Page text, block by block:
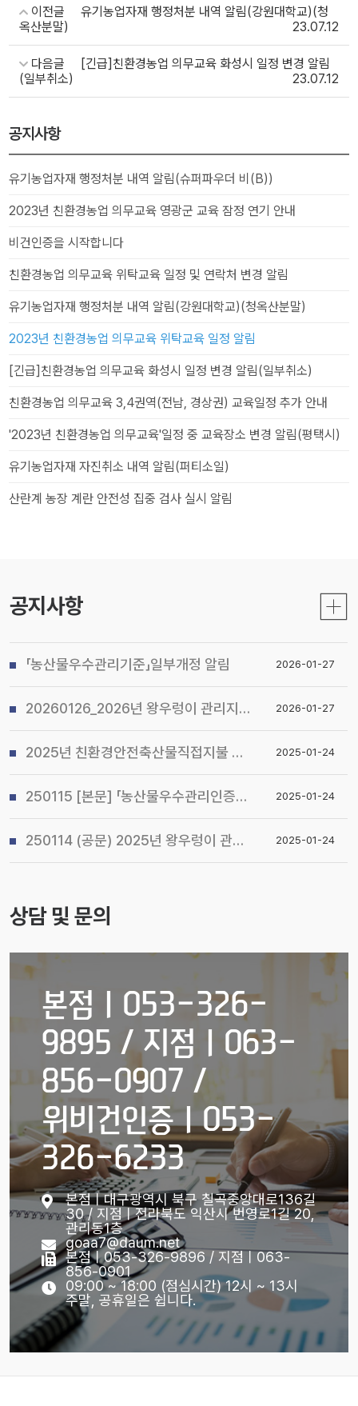
공지사항
유기농업자재 행정처분 내역 알림(슈퍼파우더 비(B))
2023년 친환경농업 의무교육 영광군 교육 잠정 연기 안내
비건인증을 시작합니다
친환경농업 의무교육 위탁교육 일정 및 연락처 변경 알림
유기농업자재 행정처분 내역 알림(강원대학교)(청옥산분말)
2023년 친환경농업 의무교육 위탁교육 일정 알림
[긴급]친환경농업 의무교육 화성시 일정 변경 알림(일부취소)
친환경농업 의무교육 3,4권역(전남, 경상권) 교육일정 추가 안내
'2023년 친환경농업 의무교육'일정 중 교육장소 변경 알림(평택시)
유기농업자재 자진취소 내역 알림(퍼티소일)
산란계 농장 계란 안전성 집중 검사 실시 알림
이전글
유기농업자재 행정처분 내역 알림(강원대학교)(청
옥산분말)
23.07.12
다음글
[긴급]친환경농업 의무교육 화성시 일정 변경 알림
(일부취소)
23.07.12
공지사항
「농산물우수관리기준」일부개정 알림 2026-01-27
20260126_2026년 왕우렁이 관리지침 및 전국 일제 수거기간 운영계획 알림 2026-01-27
2025년 친환경안전축산물직접지불 사업 시행지침 알림 2025-01-24
250115 [본문] 「농산물우수관리인증(GAP) 기본교육 관리지침」개정 알림 2025-01-24
250114 (공문) 2025년 왕우렁이 관리지침 및 전국 일제 수거기간 운영계획 알림 2025-01-24
상담 및 문의
본점ㅣ053-326-
9895 / 지점ㅣ063-
856-0907 /
위비건인증ㅣ053-
326-6233
본점ㅣ대구광역시 북구 칠곡중앙대로136길
30 / 지점ㅣ전라북도 익산시 번영로1길 20,
관리동1층
goaa7@daum.net
본점ㅣ053-326-9896 / 지점ㅣ063-
856-0901
09:00 ~ 18:00 (점심시간) 12시 ~ 13시
주말, 공휴일은 쉽니다.